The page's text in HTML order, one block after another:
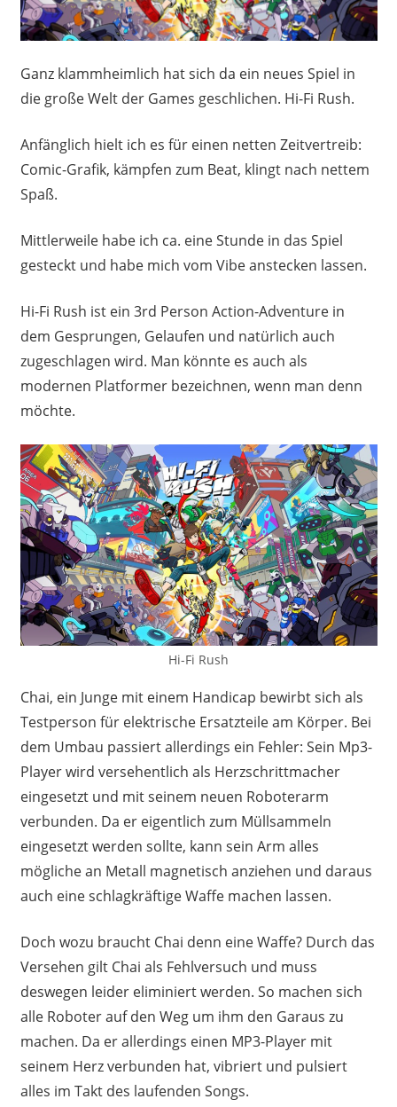
Ganz klammheimlich hat sich da ein neues Spiel in
die große Welt der Games geschlichen. Hi-Fi Rush.
Anfänglich hielt ich es für einen netten Zeitvertreib:
Comic-Grafik, kämpfen zum Beat, klingt nach nettem
Spaß.
Mittlerweile habe ich ca. eine Stunde in das Spiel
gesteckt und habe mich vom Vibe anstecken lassen.
Hi-Fi Rush ist ein 3rd Person Action-Adventure in
dem Gesprungen, Gelaufen und natürlich auch
zugeschlagen wird. Man könnte es auch als
modernen Platformer bezeichnen, wenn man denn
möchte.
Hi-Fi Rush
Chai, ein Junge mit einem Handicap bewirbt sich als
Testperson für elektrische Ersatzteile am Körper. Bei
dem Umbau passiert allerdings ein Fehler: Sein Mp3-
Player wird versehentlich als Herzschrittmacher
eingesetzt und mit seinem neuen Roboterarm
verbunden. Da er eigentlich zum Müllsammeln
eingesetzt werden sollte, kann sein Arm alles
mögliche an Metall magnetisch anziehen und daraus
auch eine schlagkräftige Waffe machen lassen.
Doch wozu braucht Chai denn eine Waffe? Durch das
Versehen gilt Chai als Fehlversuch und muss
deswegen leider eliminiert werden. So machen sich
alle Roboter auf den Weg um ihm den Garaus zu
machen. Da er allerdings einen MP3-Player mit
seinem Herz verbunden hat, vibriert und pulsiert
alles im Takt des laufenden Songs.